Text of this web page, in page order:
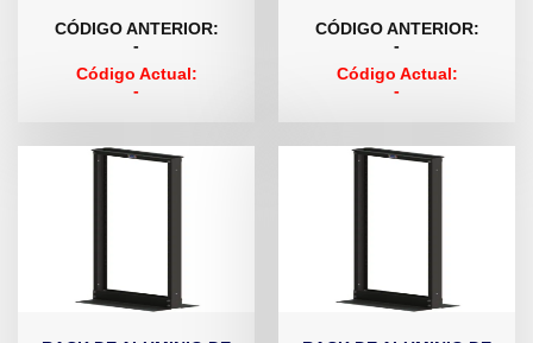
CÓDIGO ANTERIOR:
-
Código Actual:
-
CÓDIGO ANTERIOR:
-
Código Actual:
-